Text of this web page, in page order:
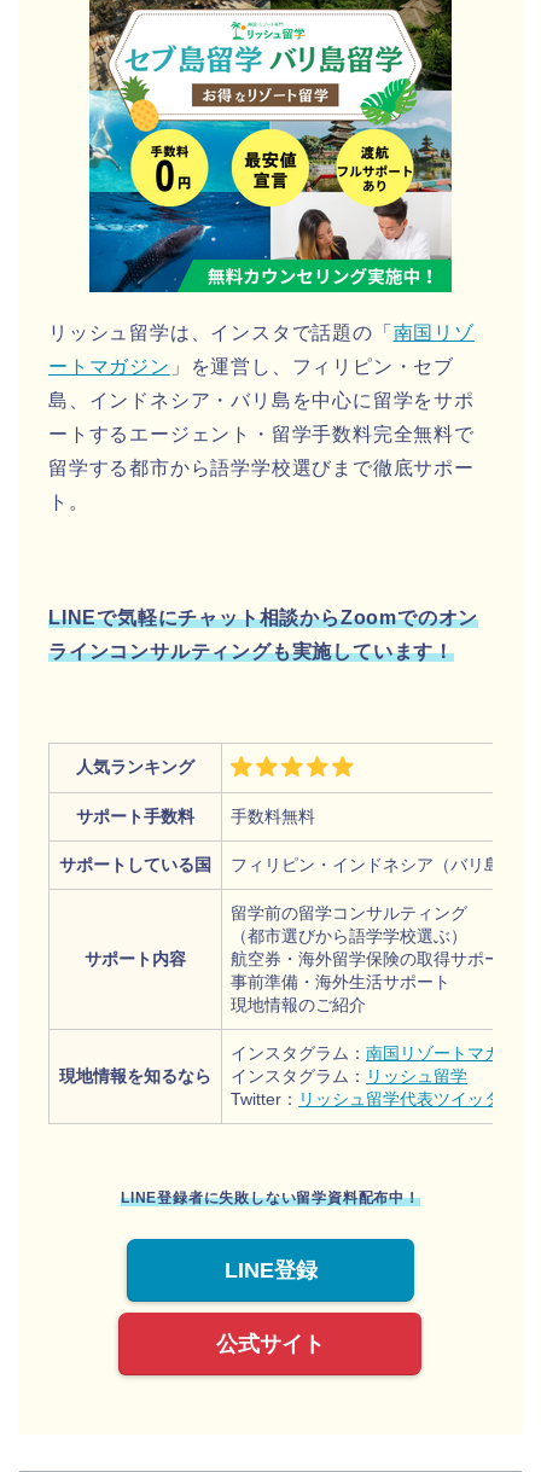
リッシュ留学は、インスタで話題の「 南国リゾ
ートマガジン 」を運営し、フィリピン・セブ
島、インドネシア・バリ島を中心に留学をサポ
ートするエージェント・留学手数料完全無料で
留学する都市から語学学校選びまで徹底サポー
ト。
LINEで気軽にチャット相談からZoomでのオン
ラインコンサルティングも実施しています！
人気ランキング
サポート手数料 手数料無料
サポートしている国 フィリピン・インドネシア（バリ島）
サポート内容
留学前の留学コンサルティング
（都市選びから語学学校選ぶ）
航空券・海外留学保険の取得サポート
事前準備・海外生活サポート
現地情報のご紹介
現地情報を知るなら
インスタグラム： 南国リゾートマガジン
インスタグラム： リッシュ留学
Twitter： リッシュ留学代表ツイッター
LINE登録者に失敗しない留学資料配布中！
LINE登録
公式サイト